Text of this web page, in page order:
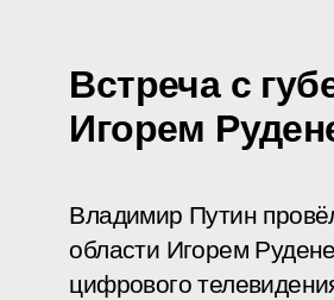
Встреча с
Игорем
Владимир Путин
области Игорем
цифрового